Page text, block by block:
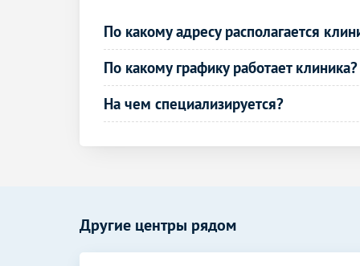
и вен) головного мозга
МРТ шейного отдела позвоночника и
артерий шеи
МРТ головного мозга, сосудов
головного мозга и шеи
КТ головы
КТ гортани
По какому адресу располагается
По какому графику работает клиника?
На чем специализируется?
Другие центры рядом